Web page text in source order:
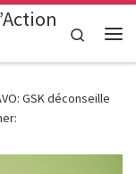
Search
GSK déconseille